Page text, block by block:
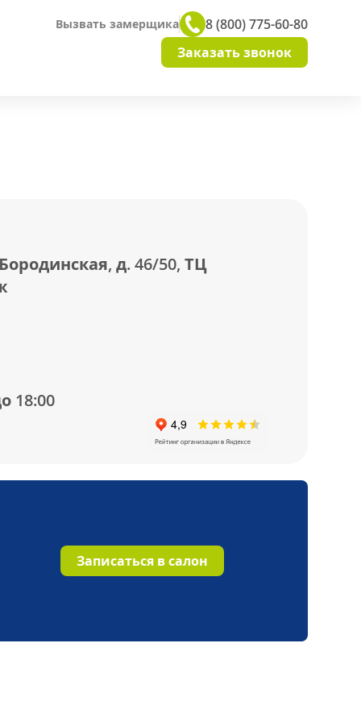
Вызвать замерщика
8 (800) 775-60-80
Заказать звонок
д. 46/50, ТЦ
18:00
Записаться в салон